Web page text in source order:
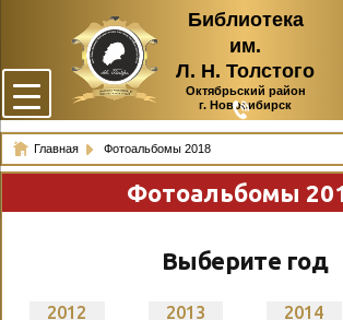
Библиотека
им.
Л. Н. Толстого
Октябрьский район
г. Новосибирск
Главная Фотоальбомы 2018
Фотоальбомы
Выберите год
2012 2013 2014